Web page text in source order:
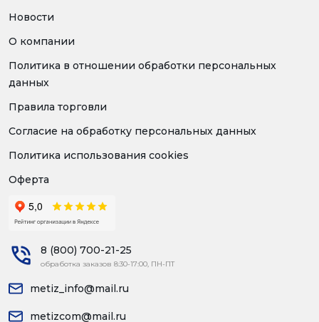
Новости
О компании
Политика в отношении обработки персональных
данных
Правила торговли
Согласие на обработку персональных данных
Политика использования cookies
Оферта
8 (800) 700-21-25
обработка заказов 8:30-17:00, ПН-ПТ
metiz_info@mail.ru
metizcom@mail.ru